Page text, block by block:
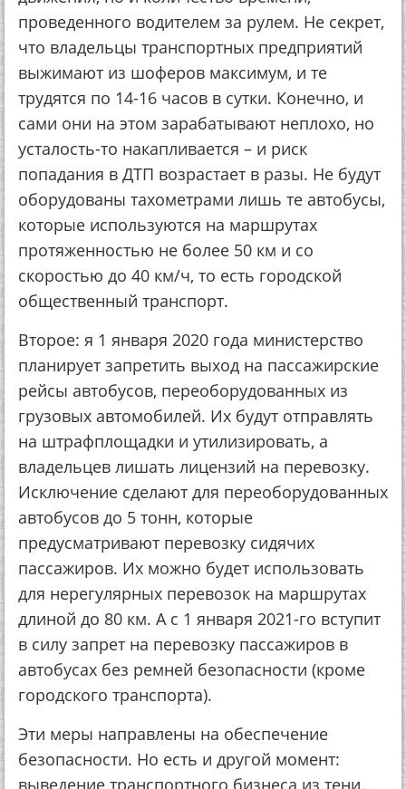
проведенного водителем за рулем. Не секрет,
что владельцы транспортных предприятий
выжимают из шоферов максимум, и те
трудятся по 14-16 часов в сутки. Конечно, и
сами они на этом зарабатывают неплохо, но
усталость-то накапливается – и риск
попадания в ДТП возрастает в разы. Не будут
оборудованы тахометрами лишь те автобусы,
которые используются на маршрутах
протяженностью не более 50 км и со
скоростью до 40 км/ч, то есть городской
общественный транспорт.
Второе: я 1 января 2020 года министерство
планирует запретить выход на пассажирские
рейсы автобусов, переоборудованных из
грузовых автомобилей. Их будут отправлять
на штрафплощадки и утилизировать, а
владельцев лишать лицензий на перевозку.
Исключение сделают для переоборудованных
автобусов до 5 тонн, которые
предусматривают перевозку сидячих
пассажиров. Их можно будет использовать
для нерегулярных перевозок на маршрутах
длиной до 80 км. А с 1 января 2021-го вступит
в силу запрет на перевозку пассажиров в
автобусах без ремней безопасности (кроме
городского транспорта).
Эти меры направлены на обеспечение
безопасности. Но есть и другой момент:
выведение транспортного бизнеса из тени.